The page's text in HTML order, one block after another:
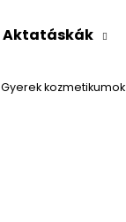
Aktatáskák
Gyerek kozmetikumok